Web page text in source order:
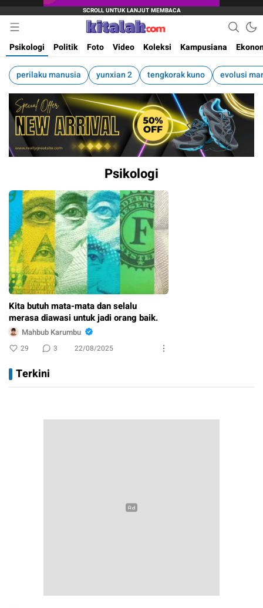
Kitalah.com
Ruang Tulis dan Baca
Psikologi
Politik Foto Video Koleksi Kampusiana
perilaku manusia yunxian 2 tengkorak kuno evolusi
Psikologi
Kita butuh mata-mata dan selalu
merasa diawasi untuk jadi orang baik.
Mahbub Karumbu
29 3 22/08/2025
Terkini